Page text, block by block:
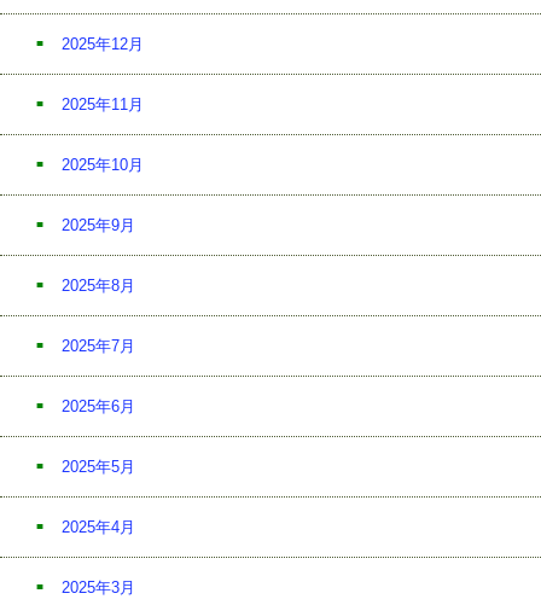
2025年12月
2025年11月
2025年10月
2025年9月
2025年8月
2025年7月
2025年6月
2025年5月
2025年4月
2025年3月